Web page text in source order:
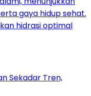
Sekadar Tren,